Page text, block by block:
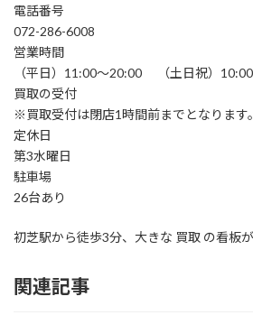
電話番号
072-286-6008
営業時間
（平日）11:00～20:00 （土日祝）
買取の受付
※買取受付は閉店1時間前までとなります。
定休日
第3水曜日
駐車場
26台あり
初芝駅から徒歩3分、大きな 買取 の看板
関連記事